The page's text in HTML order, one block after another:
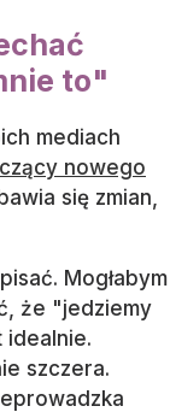
to"
mediach
nowego
się zmian,
Mogłabym
że "jedziemy
szczera.